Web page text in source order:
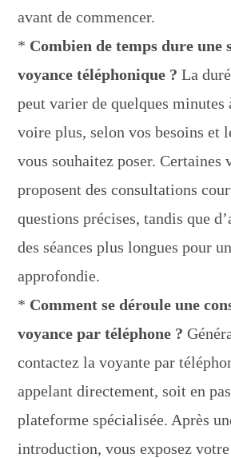
avant de commencer.
* Combien de temps dure une
voyance téléphonique ? La
peut varier de quelques minutes
voire plus, selon vos besoins et
vous souhaitez poser. Certaines
proposent des consultations
questions précises, tandis que
des séances plus longues pour
approfondie.
* Comment se déroule une
voyance par téléphone ?
contactez la voyante par
appelant directement, soit en
plateforme spécialisée. Après
introduction, vous exposez